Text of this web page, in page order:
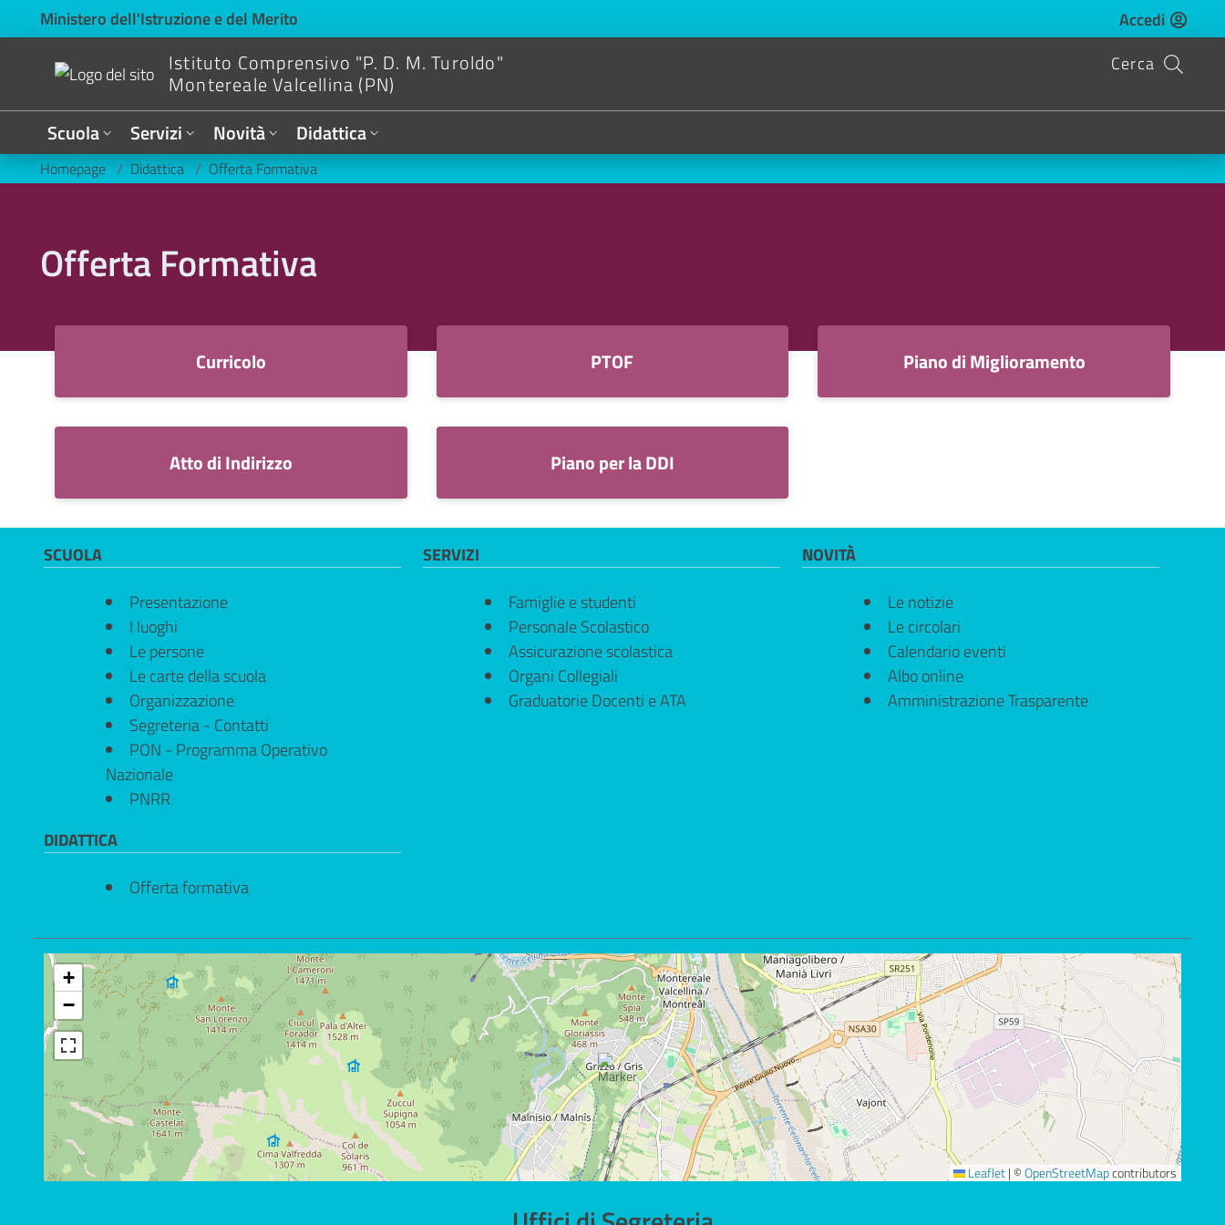
Ministero dell'Istruzione e del Merito Accedi
Istituto Comprensivo "P. D. M. Turoldo"
Montereale Valcellina (PN)
Cerca
Scuola Servizi Novità Didattica
Homepage / Didattica / Offerta Formativa
Offerta Formativa
Curricolo PTOF Piano di Miglioramento
Atto di Indirizzo Piano per la DDI
SCUOLA
Presentazione
I luoghi
Le persone
Le carte della scuola
Organizzazione
Segreteria - Contatti
PON - Programma Operativo
Nazionale
PNRR
SERVIZI
Famiglie e studenti
Personale Scolastico
Assicurazione scolastica
Organi Collegiali
Graduatorie Docenti e ATA
NOVITÀ
Le notizie
Le circolari
Calendario eventi
Albo online
Amministrazione Trasparente
DIDATTICA
Offerta formativa
+
−
Leaflet | ©OpenStreetMapcontributors